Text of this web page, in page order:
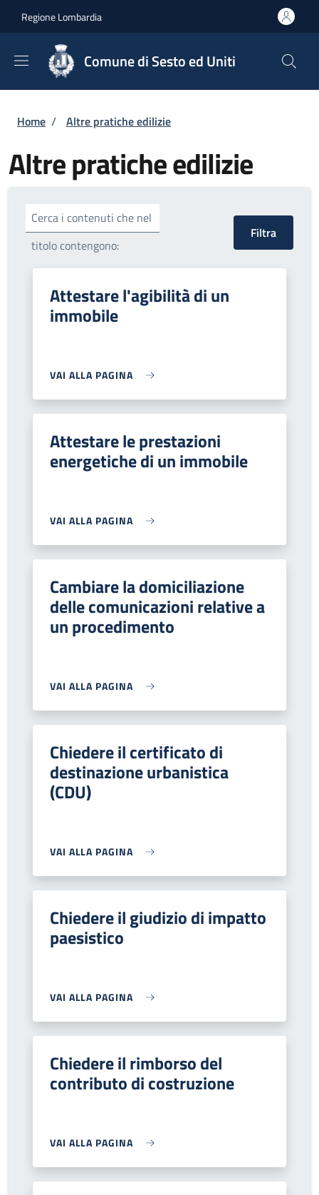
Regione Lombardia
Comune di Sesto ed Uniti
Briciole di pane
Home / Altre pratiche edilizie
Altre pratiche edilizie
Cerca i contenuti che nel
titolo contengono:
Attestare l'agibilità di un
immobile
VAI ALLA PAGINA
Attestare le prestazioni
energetiche di un immobile
VAI ALLA PAGINA
Cambiare la domiciliazione
delle comunicazioni relative a
un procedimento
VAI ALLA PAGINA
Chiedere il certificato di
destinazione urbanistica
(CDU)
VAI ALLA PAGINA
Chiedere il giudizio di impatto
paesistico
VAI ALLA PAGINA
Chiedere il rimborso del
contributo di costruzione
VAI ALLA PAGINA